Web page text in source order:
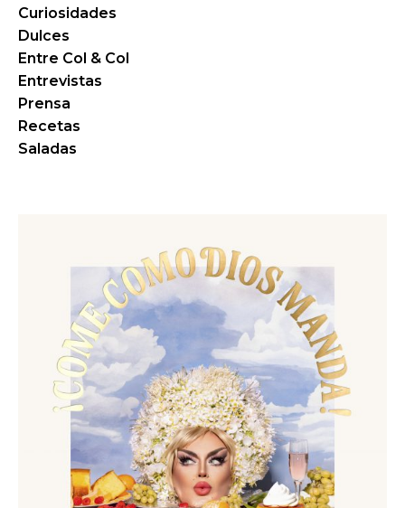
Curiosidades
Dulces
Entre Col & Col
Entrevistas
Prensa
Recetas
Saladas